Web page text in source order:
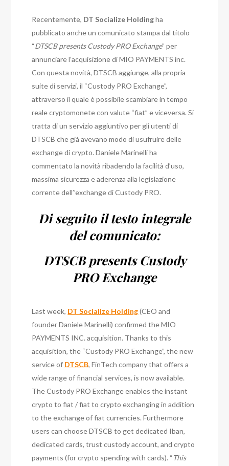
Recentemente, DT Socialize Holdingha
pubblicato anche un comunicato stampa dal titolo
“DTSCB presents Custody PRO Exchange” per
annunciare l’acquisizione di MIO PAYMENTS inc.
Con questa novità, DTSCB aggiunge, alla propria
suite di servizi, il “Custody PRO Exchange”,
attraverso il quale è possibile scambiare in tempo
reale cryptomonete con valute “fiat” e viceversa. Si
tratta di un servizio aggiuntivo per gli utenti di
DTSCB che già avevano modo di usufruire delle
exchange di crypto. Daniele Marinelli ha
commentato la novità ribadendo la facilità d’uso,
massima sicurezza e aderenza alla legislazione
corrente dell’’exchange di Custody PRO.
Di seguito il testo integrale
del comunicato:
DTSCB presents Custody
PRO Exchange
Last week, DT Socialize Holding(CEO and
founder Daniele Marinelli) confirmed the MIO
PAYMENTS INC. acquisition. Thanks to this
acquisition, the “Custody PRO Exchange”, the new
service of DTSCB, FinTech company that offers a
wide range of financial services, is now available.
The Custody PRO Exchange enables the instant
crypto to fiat / fiat to crypto exchanging in addition
to the exchange of fiat currencies. Furthermore
users can choose DTSCB to get dedicated Iban,
dedicated cards, trust custody account, and crypto
payments (for crypto spending with cards). “This